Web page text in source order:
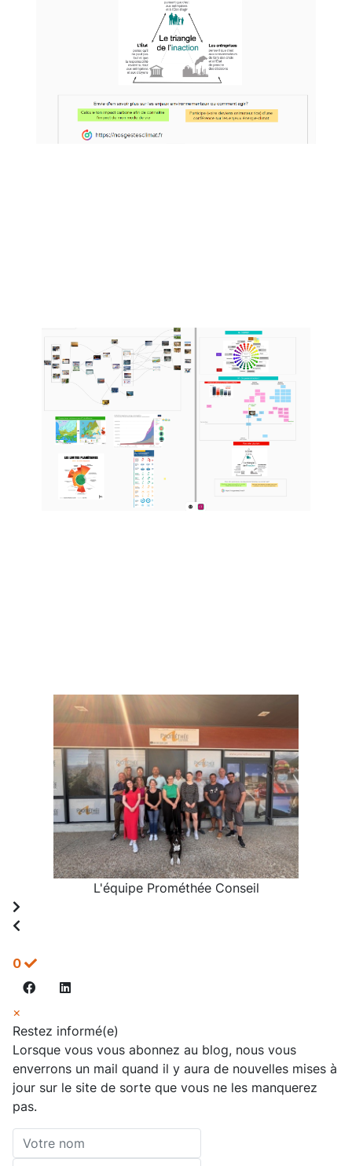
L'équipe Prométhée Conseil
0
×
Restez informé(e)
Lorsque vous vous abonnez au blog, nous vous
enverrons un mail quand il y aura de nouvelles mises à
jour sur le site de sorte que vous ne les manquerez
pas.
Votre
nom